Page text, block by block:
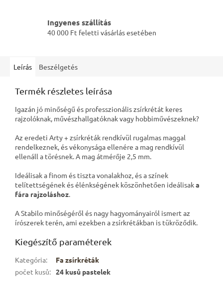
Ingyenes szállítás
40 000 Ft feletti vásárlás esetében
Leírás Beszélgetés
Termék részletes leírása
Igazán jó minőségű és professzionális zsírkrétát keres
rajzolóknak, művészhallgatóknak vagy hobbiművészeknek?
Az eredeti Arty + zsírkréták rendkívül rugalmas maggal
rendelkeznek, és vékonysága ellenére a mag rendkívül
ellenáll a törésnek. A mag átmérője 2,5 mm.
Ideálisak a finom és tiszta vonalakhoz, és a színek
telítettségének és élénkségének köszönhetően ideálisaka
fára rajzoláshoz.
A Stabilo minőségéről és nagy hagyományairól ismert az
írószerek terén, ami ezekben a zsírkrétákban is tükröződik.
Kiegészítő paraméterek
Kategória:
Fa zsírkréták
počet kusů: 24 kusů pastelek